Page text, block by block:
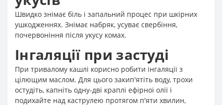
Швидко знімає біль і запальний процес при шкірних
ушкодженнях. Знімає набряк, усуває свербіння,
почервоніння після укусу комах.
Інгаляції при застуді
При тривалому кашлі корисно робити інгаляції з
цілющим маслом. Для цього закип'ятіть воду, трохи
остудіть, капніть одну-дві краплі ефірної олії і
подихайте над каструлею протягом п'яти хвилин,